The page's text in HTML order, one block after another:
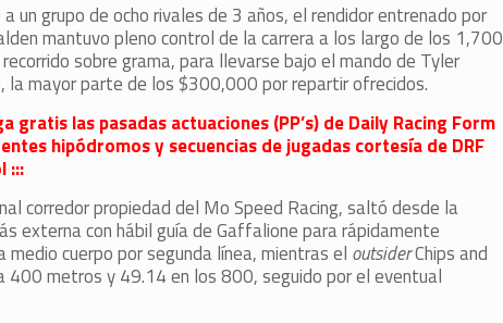
a un grupo de ocho rivales de 3 años, el rendidor entrenado por
mantuvo pleno control de la carrera a los largo de los 1,700
sobre grama, para llevarse bajo el mando de Tyler
la mayor parte de los $300,000 por repartir ofrecidos.
gratis las pasadas actuaciones (PP’s) de Daily Racing Form
hipódromos y secuencias de jugadas cortesía de DRF
:::
corredor propiedad del Mo Speed Racing, saltó desde la
externa con hábil guía de Gaffalione para rápidamente
medio cuerpo por segunda línea, mientras el outsiderChips and
400 metros y 49.14 en los 800, seguido por el eventual